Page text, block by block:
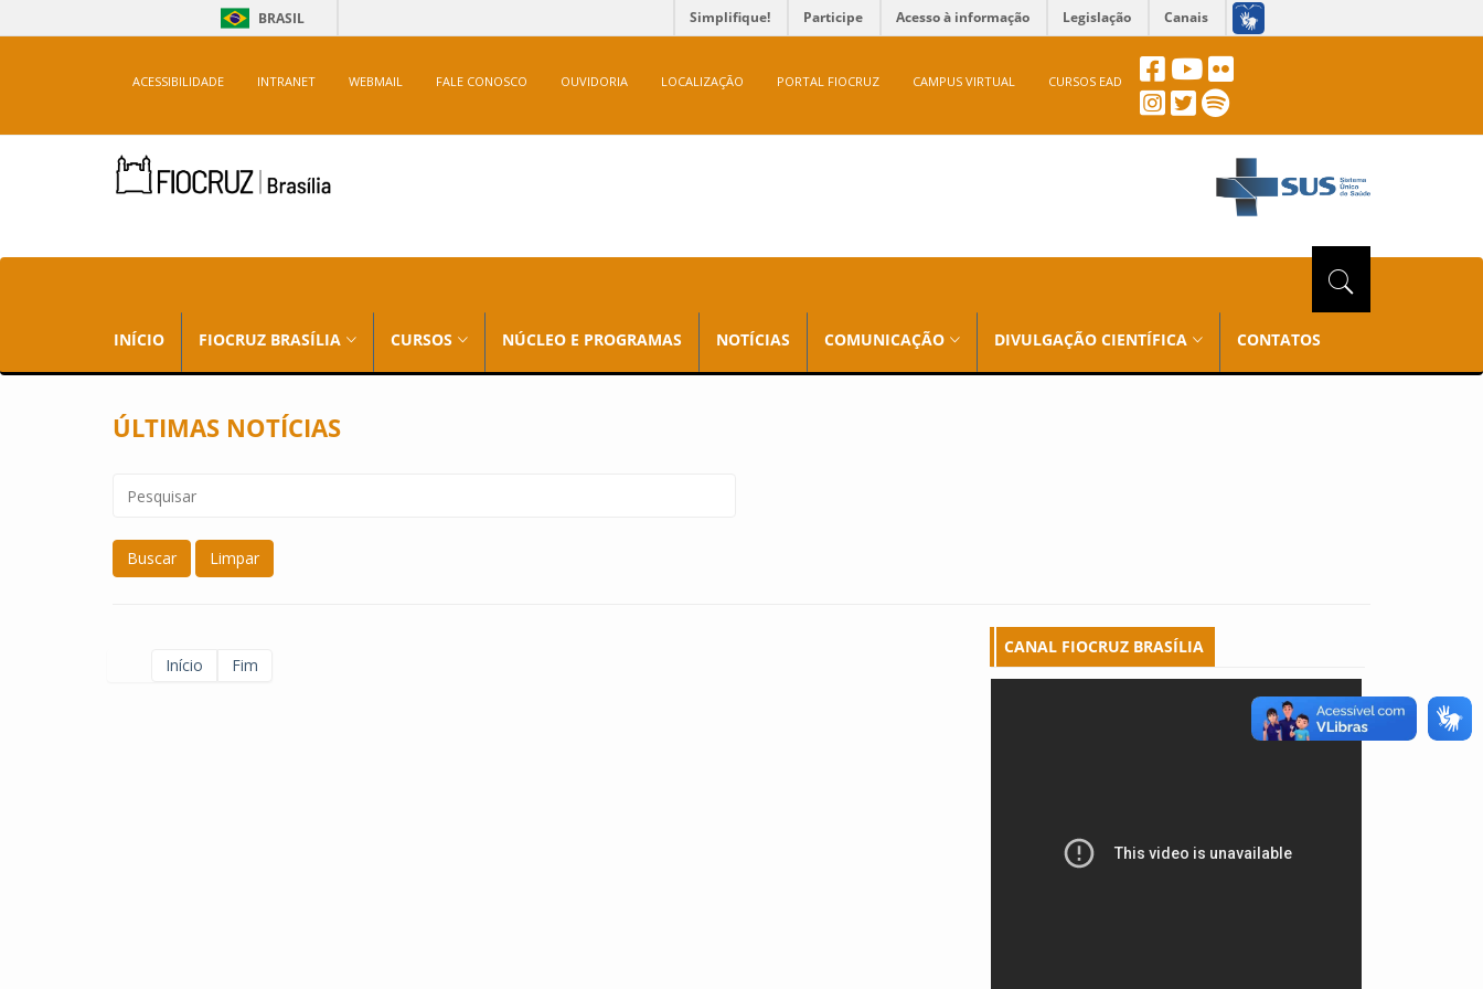
BRASIL Simplifique! Participe Acesso à informação Legislação Canais
ACESSIBILIDADE INTRANET WEBMAIL FALE CONOSCO OUVIDORIA LOCALIZAÇÃO PORTAL FIOCRUZ CAMPUS VIRTUAL CURSOS EAD
INÍCIO FIOCRUZ BRASÍLIA CURSOS NÚCLEO E PROGRAMAS NOTÍCIAS COMUNICAÇÃO DIVULGAÇÃO CIENTÍFICA CONTATOS
ÚLTIMAS NOTÍCIAS
Buscar Limpar
Início Fim
CANAL FIOCRUZ BRASÍLIA